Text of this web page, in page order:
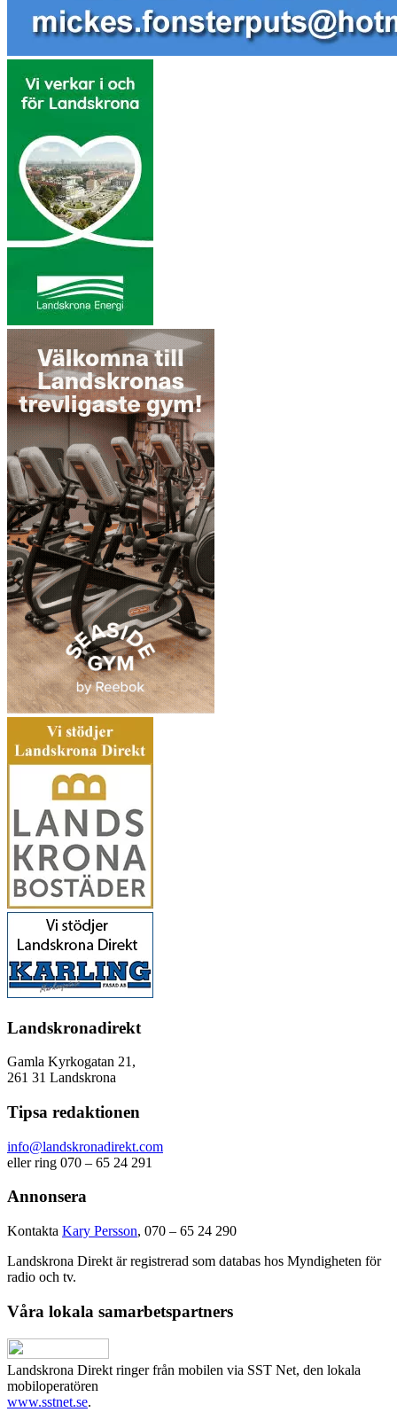
Landskronadirekt
Gamla Kyrkogatan 21,
261 31 Landskrona
Tipsa redaktionen
info@landskronadirekt.com
eller ring 070 – 65 24 291
Annonsera
Kontakta Kary Persson, 070 – 65 24 290
Landskrona Direkt är registrerad som databas hos Myndigheten för
radio och tv.
Våra lokala samarbetspartners
Landskrona Direkt ringer från mobilen via SST Net, den lokala
mobiloperatören
www.sstnet.se.